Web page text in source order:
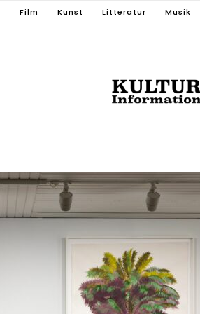
Film Kunst Litteratur Musik